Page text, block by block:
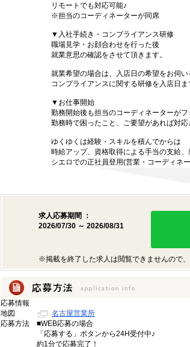
リモートでも対応可能♪
※担当のコーディネーターが同席
▼入社手続き・コンプライアンス研修
職場見学・お顔合わせを行った後
就業意思の確認をさせて頂きます。
就業希望の場合は、入店日の希望をお伺い
コンプライアンスに関する研修を入店日ま
▼お仕事開始
勤務開始後も担当のコーディネーターがフ
勤務時で困ったこと、ご要望があれば対応
ゆくゆくは経験・スキルを積んでからは
時給アップ、資格取得による手当の支給、
シエロでの正社員登用(営業・コーディネ
求人応募期間 ：
2026/07/30 ～ 2026/08/31
※掲載を終了した求人は閲覧できませんので
応募情報
地図
名古屋営業所
応募方法
■WEB応募の場合
「応募する」ボタンから24H受付中♪
約1分で応募完了！